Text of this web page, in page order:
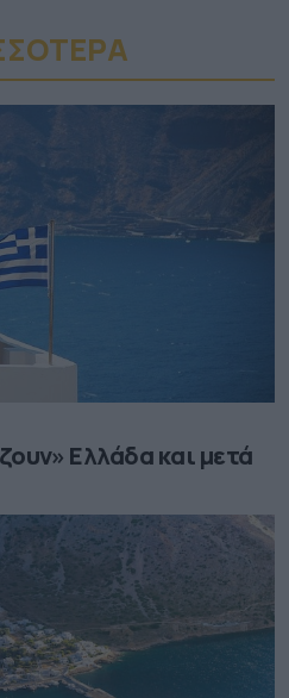
Ελλάδα και μετά